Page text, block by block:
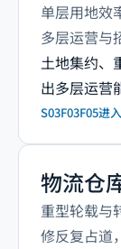
单层用地效
多层运营与
土地集约、
出多层运营
S03F03F05进
物流仓
重型轮载与
修反复占道